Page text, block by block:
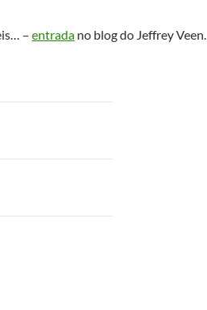
–entrada no blog do Jeffrey Veen.